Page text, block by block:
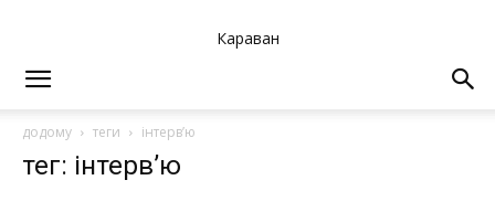
Караван
додому теги інтерв’ю
тег: інтерв’ю